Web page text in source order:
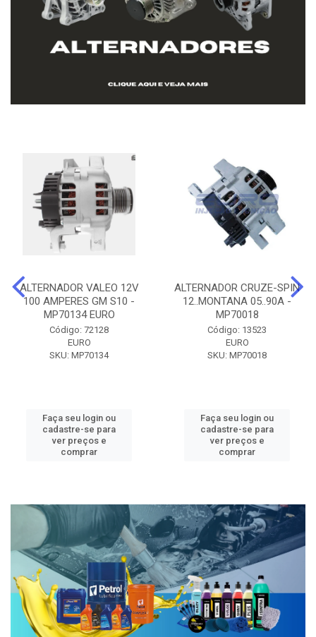
ALTERNADOR VALEO 12V
100 AMPERES GM S10 -
MP70134 EURO
Código: 72128
EURO
SKU: MP70134
Faça seu login ou
cadastre-se para
ver preços e
comprar
ALTERNADOR CRUZE-SPIN
12..MONTANA 05..90A -
MP70018
Código: 13523
EURO
SKU: MP70018
Faça seu login ou
cadastre-se para
ver preços e
comprar